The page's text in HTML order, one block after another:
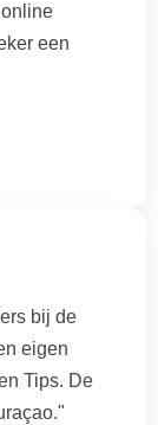
een
bij de
eigen
Tips. De